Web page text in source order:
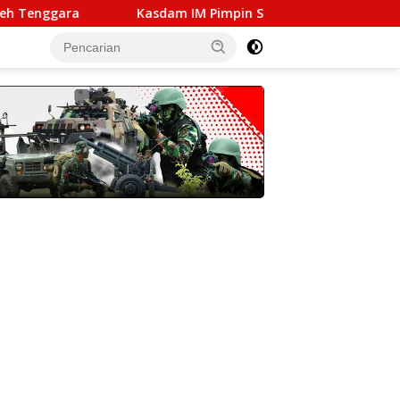
Kasdam IM Pimpin Sertijab Pejabat Kodam Iskandar